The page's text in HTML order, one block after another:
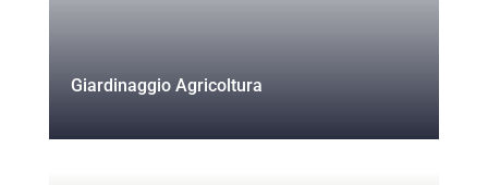
Giardinaggio Agricoltura